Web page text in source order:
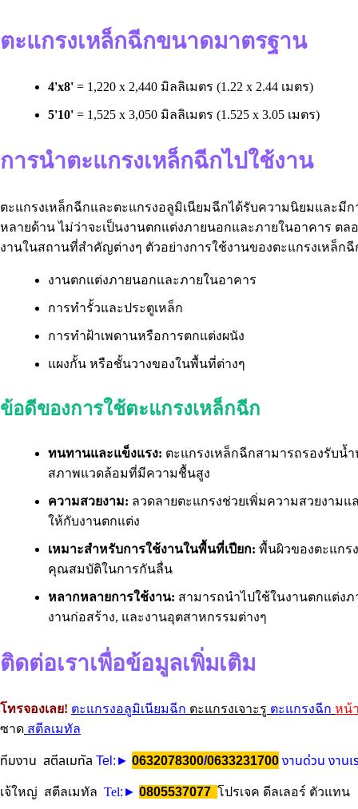
ตะแกรงเหล็กฉีกขนาดมาตรฐาน
4'x8' = 1,220 x 2,440 มิลลิเมตร (1.22 x 2.44 เมตร)
5'10' = 1,525 x 3,050 มิลลิเมตร (1.525 x 3.05 เมตร)
การนำตะแกรงเหล็กฉีกไปใช้งาน
ตะแกรงเหล็กฉีกและตะแกรงอลูมิเนียมฉีกได้รับความนิยมและมี
หลายด้าน ไม่ว่าจะเป็นงานตกแต่งภายนอกและภายในอาคาร ตล
งานในสถานที่สำคัญต่างๆ ตัวอย่างการใช้งานของตะแกรงเหล็กฉี
งานตกแต่งภายนอกและภายในอาคาร
การทำรั้วและประตูเหล็ก
การทำฝ้าเพดานหรือการตกแต่งผนัง
แผงกั้น หรือชั้นวางของในพื้นที่ต่างๆ
ข้อดีของการใช้ตะแกรงเหล็กฉีก
ทนทานและแข็งแรง: ตะแกรงเหล็กฉีกสามารถรองรับน้
สภาพแวดล้อมที่มีความชื้นสูง
ความสวยงาม: ลวดลายตะแกรงช่วยเพิ่มความสวยงามแ
ให้กับงานตกแต่ง
เหมาะสำหรับการใช้งานในพื้นที่เปียก: พื้นผิวของตะแกร
คุณสมบัติในการกันลื่น
หลากหลายการใช้งาน: สามารถนำไปใช้ในงานตกแต่ง
งานก่อสร้าง, และงานอุตสาหกรรมต่างๆ
ติดต่อเราเพื่อข้อมูลเพิ่มเติม
โทรจองเลย! ตะแกรงอลูมิเนียมฉีก ตะแกรงเจาะรู ตะแกรงฉีก หน้
ซาด สตีลเมทัล
ทีมงาน สตีลเมทัล Tel:► 0632078300/0633231700 งานด่วน งาน
เจ้ใหญ่ สตีลเมทัล Tel:► 0805537077 โปรเจค ดีลเลอร์ ตัวแทน